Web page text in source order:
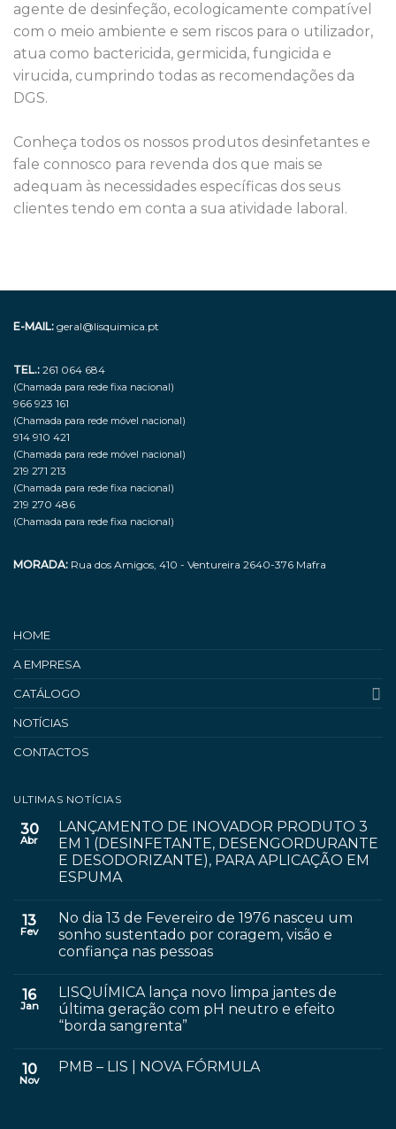
agente de desinfeção, ecologicamente compatível
com o meio ambiente e sem riscos para o utilizador,
atua como bactericida, germicida, fungicida e
virucida, cumprindo todas as recomendações da
DGS.
Conheça todos os nossos produtos desinfetantes e
fale connosco para revenda dos que mais se
adequam às necessidades específicas dos seus
clientes tendo em conta a sua atividade laboral.
E-MAIL: geral@lisquimica.pt
TEL.: 261 064 684
(Chamada para rede fixa nacional)
966 923 161
(Chamada para rede móvel nacional)
914 910 421
(Chamada para rede móvel nacional)
219 271 213
(Chamada para rede fixa nacional)
219 270 486
(Chamada para rede fixa nacional)
MORADA: Rua dos Amigos, 410 - Ventureira 2640-376 Mafra
HOME
A EMPRESA
CATÁLOGO
NOTÍCIAS
CONTACTOS
ULTIMAS NOTÍCIAS
30
Abr
LANÇAMENTO DE INOVADOR PRODUTO 3
EM 1 (DESINFETANTE, DESENGORDURANTE
E DESODORIZANTE), PARA APLICAÇÃO EM
ESPUMA
13
Fev
No dia 13 de Fevereiro de 1976 nasceu um
sonho sustentado por coragem, visão e
confiança nas pessoas
16
Jan
LISQUÍMICA lança novo limpa jantes de
última geração com pH neutro e efeito
“borda sangrenta”
10
Nov
PMB – LIS | NOVA FÓRMULA